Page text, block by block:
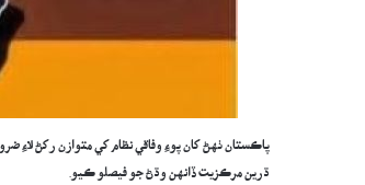
پاڪستان ٺهڻ کان پوءِ وفاقي نظام کي متوازن رکڻ
ڌرين مرڪزيت ڏانهن وڌڻ جو فيصلو ڪيو.